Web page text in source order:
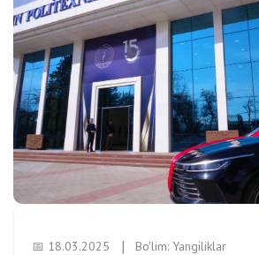
📅 18.03.2025 Bo'lim: Yangiliklar